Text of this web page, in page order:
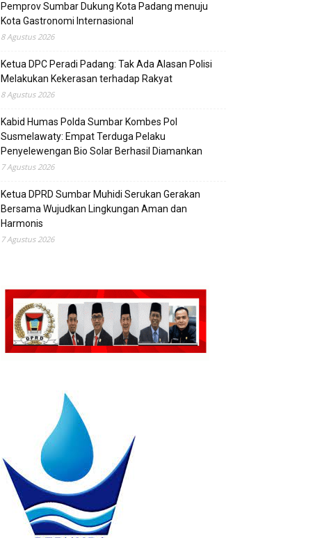
Pemprov Sumbar Dukung Kota Padang menuju
Kota Gastronomi Internasional
8 Agustus 2026
Ketua DPC Peradi Padang: Tak Ada Alasan Polisi
Melakukan Kekerasan terhadap Rakyat
8 Agustus 2026
Kabid Humas Polda Sumbar Kombes Pol
Susmelawaty: Empat Terduga Pelaku
Penyelewengan Bio Solar Berhasil Diamankan
7 Agustus 2026
Ketua DPRD Sumbar Muhidi Serukan Gerakan
Bersama Wujudkan Lingkungan Aman dan
Harmonis
7 Agustus 2026